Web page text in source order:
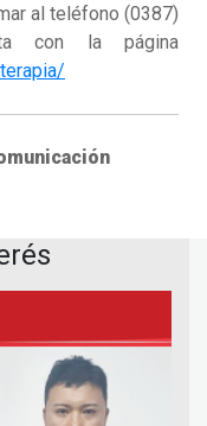
al teléfono (0387)
con la página